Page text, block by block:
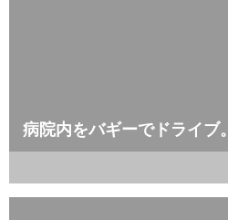
病院内をバギーでドライブ。